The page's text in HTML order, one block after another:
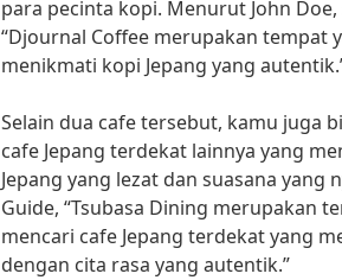
para pecinta kopi. Menurut John
“Djournal Coffee merupakan tempat
menikmati kopi Jepang yang
Selain dua cafe tersebut, kamu juga
cafe Jepang terdekat lainnya yang
Jepang yang lezat dan suasana yang
Guide, “Tsubasa Dining merupakan
mencari cafe Jepang terdekat yang
dengan cita rasa yang autentik.”